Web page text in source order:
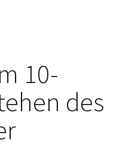
10-
des